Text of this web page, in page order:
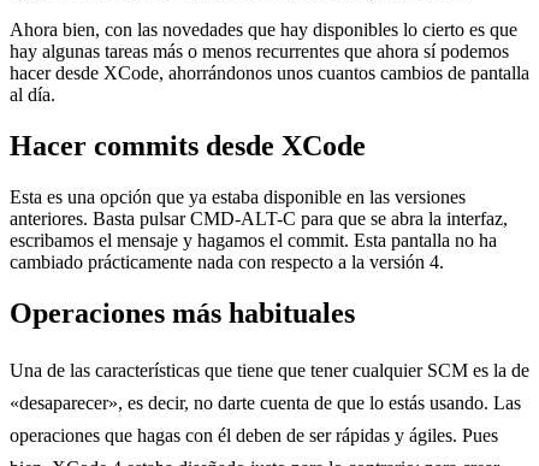
Ahora bien, con las novedades que hay disponibles lo cierto es que
hay algunas tareas más o menos recurrentes que ahora sí podemos
hacer desde XCode, ahorrándonos unos cuantos cambios de pantalla
al día.
Hacer commits desde XCode
Esta es una opción que ya estaba disponible en las versiones
anteriores. Basta pulsar CMD-ALT-C para que se abra la interfaz,
escribamos el mensaje y hagamos el commit. Esta pantalla no ha
cambiado prácticamente nada con respecto a la versión 4.
Operaciones más habituales
Una de las características que tiene que tener cualquier SCM es la de
«desaparecer», es decir, no darte cuenta de que lo estás usando. Las
operaciones que hagas con él deben de ser rápidas y ágiles. Pues